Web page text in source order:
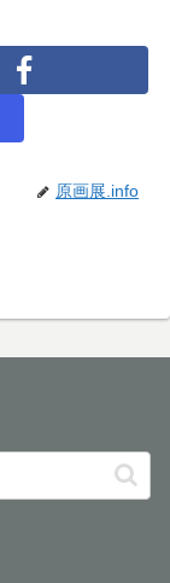
原画展.info